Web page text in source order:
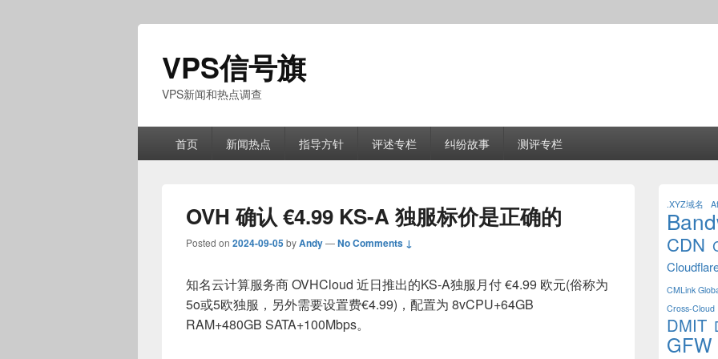
VPS信号旗
VPS新闻和热点调查
首页 新闻热点 指导方针 评述专栏 纠纷故事 测评专栏
OVH 确认 €4.99 KS-A 独服标价是正确的
Posted on 2024-09-05byAndy—No Comments ↓
知名云计算服务商 OVHCloud 近日推出的KS-A独服月付 €4.99 欧元(俗称为
5o或5欧独服，另外需要设置费€4.99)，配置为 8vCPU+64GB
RAM+480GB SATA+100Mbps。
Sidebar
Widget
Area
.XYZ域名
CDN
CMLink
Cross-Cloud
DMIT
GFW